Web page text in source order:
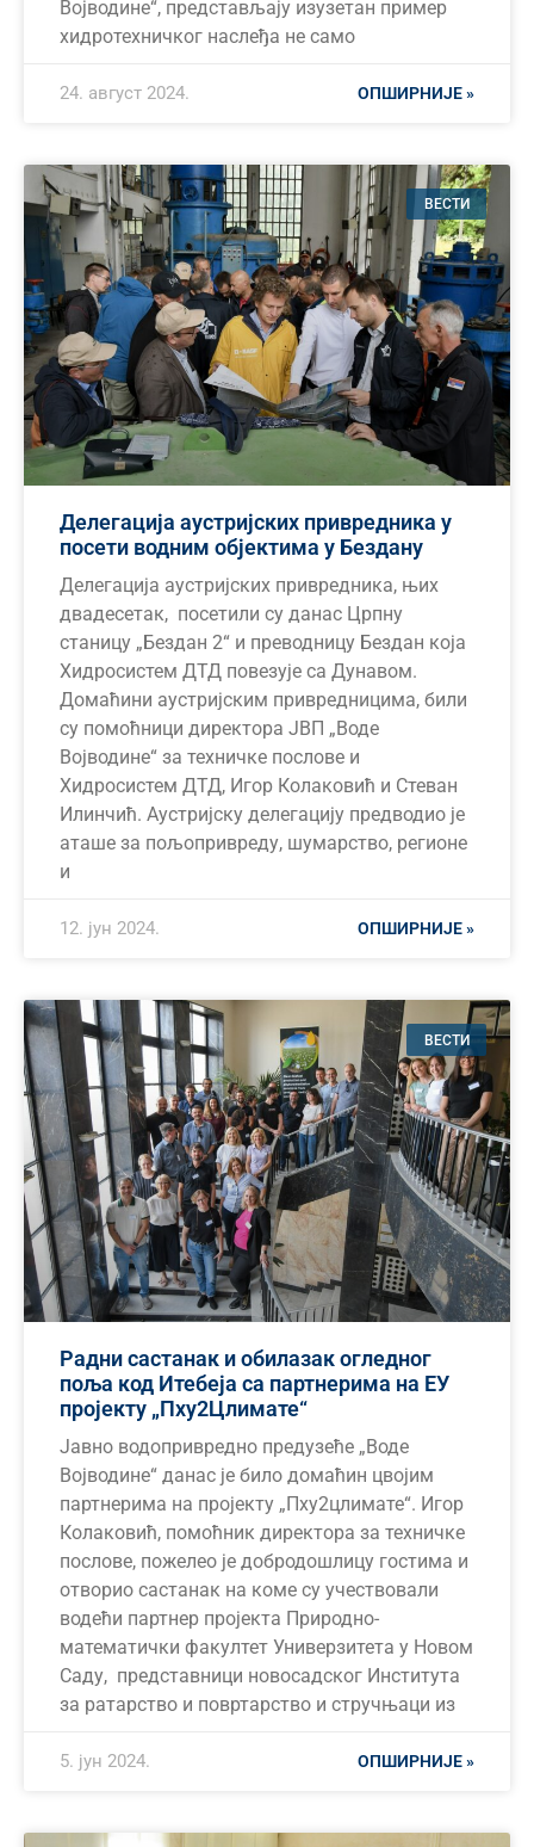
Војводине“, представљају изузетан пример
хидротехничког наслеђа не само
ОПШИРНИЈЕ »
24. август 2024.
ВЕСТИ
Делегација аустријских привредника у
посети водним објектима у Бездану
Делегација аустријских привредника, њих
двадесетак, посетили су данас Црпну
станицу „Бездан 2“ и преводницу Бездан која
Хидросистем ДТД повезује са Дунавом.
Домаћини аустријским привредницима, били
су помоћници директора ЈВП „Воде
Војводине“ за техничке послове и
Хидросистем ДТД, Игор Колаковић и Стеван
Илинчић. Аустријску делегацију предводио је
аташе за пољопривреду, шумарство, регионе
и
ОПШИРНИЈЕ »
12. јун 2024.
ВЕСТИ
Радни састанак и обилазак огледног
поља код Итебеја са партнерима на ЕУ
пројекту „Пхy2Цлимате“
Јавно водопривредно предузеће „Воде
Војводине“ данас је било домаћин цвојим
партнерима на пројекту „Пхy2цлимате“. Игор
Колаковић, помоћник директора за техничке
послове, пожелео је добродошлицу гостима и
отворио састанак на коме су учествовали
водећи партнер пројекта Природно-
математички факултет Универзитета у Новом
Саду, представници новосадског Института
за ратарство и повртарство и стручњаци из
ОПШИРНИЈЕ »
5. јун 2024.